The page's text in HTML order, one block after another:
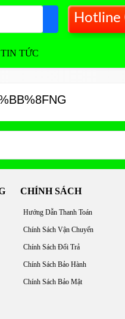
Hotline
TIN TỨC
CHÍNH SÁCH
Hướng Dẫn Thanh Toán
Chính Sách Vận Chuyển
Chính Sách Đổi Trả
Chính Sách Bảo Hành
Chính Sách Bảo Mật